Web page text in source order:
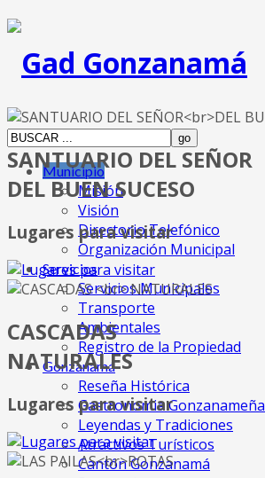
Municipio
Misión
Visión
Directorio Telefónico
Organización Municipal
Servicios
Servicios Municipales
Transporte
Ambientales
Registro de la Propiedad
Gonzanamá
Reseña Histórica
Gastronomia Gonzanameña
Leyendas y Tradiciones
Atractivos Turísticos
Cantón Gonzanamá
SANTUARIO DEL SEÑOR
DEL BUEN SUCESO
Lugares para visitar
CASCADAS
NATURALES
Lugares para visitar